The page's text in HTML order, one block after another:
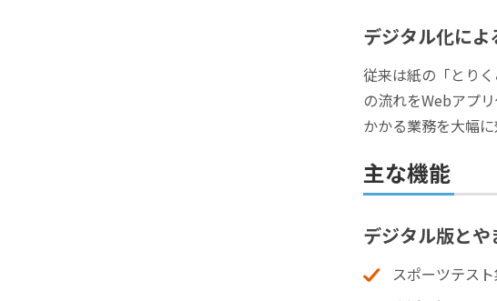
デジタル化によ
従来は紙の「とり
の流れをWebアプ
かかる業務を大幅
主な機能
デジタル版と
スポーツテス